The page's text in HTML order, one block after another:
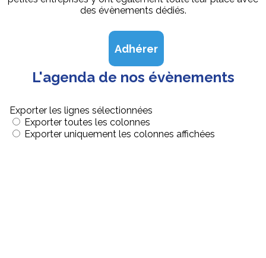
des évènements dédiés.
Adhérer
L'agenda de nos évènements